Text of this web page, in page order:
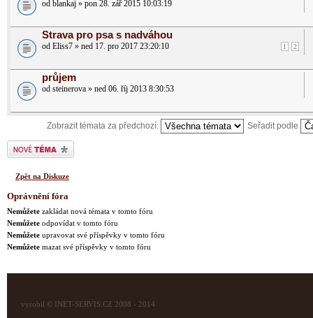
od blankaj » pon 28. zář 2015 10:03:19
Strava pro psa s nadváhou
1 2
od Eliss7 » ned 17. pro 2017 23:20:10
průjem
od steinerova » ned 06. říj 2013 8:30:53
Zobrazit témata za předchozí: Seřadit podle
Odeslat nové téma
Zpět na Diskuze
Oprávnění fóra
Nemůžete zakládat nová témata v tomto fóru
Nemůžete odpovídat v tomto fóru
Nemůžete upravovat své příspěvky v tomto fóru
Nemůžete mazat své příspěvky v tomto fóru
vyrobil © INET-SERVIS.CZ 2008 - 2014